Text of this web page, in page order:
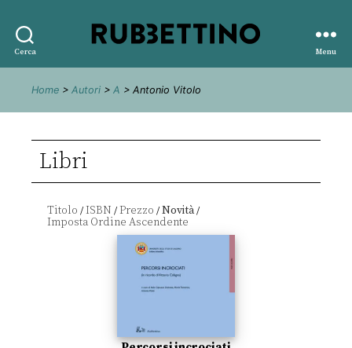
Cerca
editore
Menu
Home > Autori > A > Antonio Vitolo
Libri
Titolo /ISBN /Prezzo /Novità/